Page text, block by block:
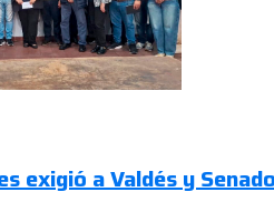
exigió a Valdés y